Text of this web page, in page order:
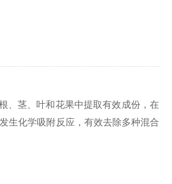
茎、叶和花果中提取有效成份，在
生化学吸附反应，有效去除多种混合